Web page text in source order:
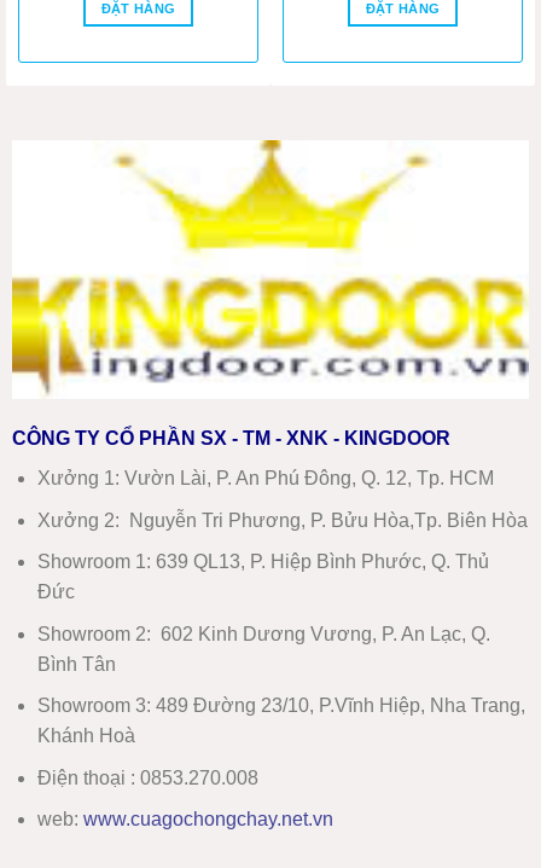
ĐẶT HÀNG ĐẶT HÀNG
CÔNG TY CỔ PHẦN SX - TM - XNK - KINGDOOR
Xưởng 1: Vườn Lài, P. An Phú Đông, Q. 12, Tp. HCM
Xưởng 2: Nguyễn Tri Phương, P. Bửu Hòa,Tp. Biên Hòa
Showroom 1: 639 QL13, P. Hiệp Bình Phước, Q. Thủ
Đức
Showroom 2: 602 Kinh Dương Vương, P. An Lạc, Q.
Bình Tân
Showroom 3: 489 Đường 23/10, P.Vĩnh Hiệp, Nha Trang,
Khánh Hoà
Điện thoại : 0853.270.008
web: www.cuagochongchay.net.vn